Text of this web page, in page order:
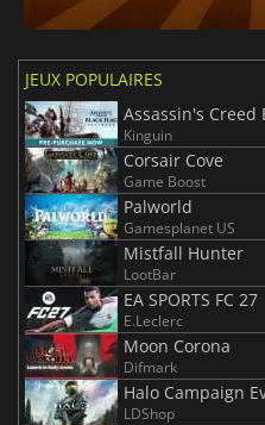
JEUX POPULAIRES
Assassin's Creed
Kinguin
Corsair Cove
Game Boost
Palworld
Gamesplanet US
Mistfall Hunter
LootBar
EA SPORTS FC 27
E.Leclerc
Moon Corona
Difmark
Halo Campaign
LDShop